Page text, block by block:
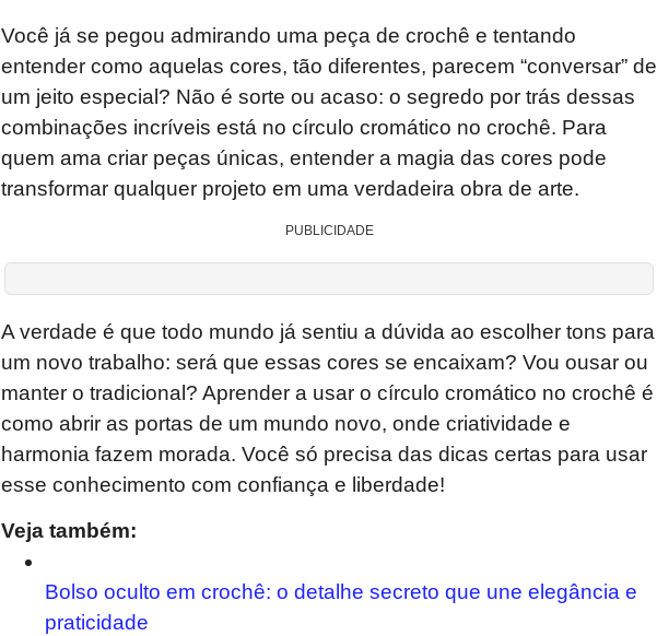
Você já se pegou admirando uma peça de crochê e tentando
entender como aquelas cores, tão diferentes, parecem “conversar” de
um jeito especial? Não é sorte ou acaso: o segredo por trás dessas
combinações incríveis está no círculo cromático no crochê. Para
quem ama criar peças únicas, entender a magia das cores pode
transformar qualquer projeto em uma verdadeira obra de arte.
PUBLICIDADE
A verdade é que todo mundo já sentiu a dúvida ao escolher tons para
um novo trabalho: será que essas cores se encaixam? Vou ousar ou
manter o tradicional? Aprender a usar o círculo cromático no crochê é
como abrir as portas de um mundo novo, onde criatividade e
harmonia fazem morada. Você só precisa das dicas certas para usar
esse conhecimento com confiança e liberdade!
Veja também:
Bolso oculto em crochê: o detalhe secreto que une elegância e
praticidade